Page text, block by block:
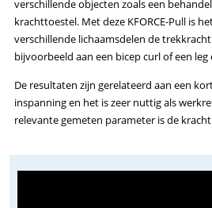
verschillende objecten zoals een
krachttoestel. Met deze KFORCE-Pull is
verschillende lichaamsdelen de
bijvoorbeeld aan een bicep curl of een
De resultaten zijn gerelateerd aan een
inspanning en het is zeer nuttig als
relevante gemeten parameter is de